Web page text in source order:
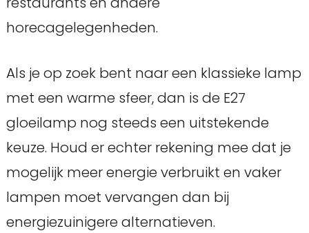
horecagelegenheden.
Als je op zoek bent naar een klassieke lamp
met een warme sfeer, dan is de E27
gloeilamp nog steeds een uitstekende
keuze. Houd er echter rekening mee dat je
mogelijk meer energie verbruikt en vaker
lampen moet vervangen dan bij
energiezuinigere alternatieven.